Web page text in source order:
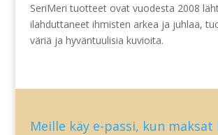
SeriMeri tuotteet ovat vuodesta 2008
ilahduttaneet ihmisten arkea ja juhlaa,
väriä ja hyväntuulisia kuvioita.
Meille käy e-passi, kun maksat